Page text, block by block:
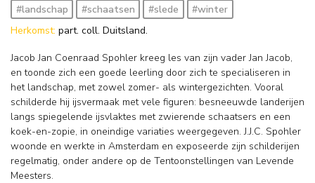
#landschap
#schaatsen #slede
#winter
Herkomst: part. coll. Duitsland.
Jacob Jan Coenraad Spohler kreeg les van zijn vader Jan Jacob,
en toonde zich een goede leerling door zich te specialiseren in
het landschap, met zowel zomer- als wintergezichten. Vooral
schilderde hij ijsvermaak met vele figuren: besneeuwde landerijen
langs spiegelende ijsvlaktes met zwierende schaatsers en een
koek-en-zopie, in oneindige variaties weergegeven. J.J.C. Spohler
woonde en werkte in Amsterdam en exposeerde zijn schilderijen
regelmatig, onder andere op de Tentoonstellingen van Levende
Meesters.